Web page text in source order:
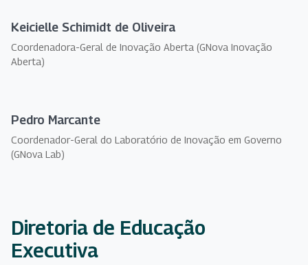
Keicielle Schimidt de Oliveira
Coordenadora-Geral de Inovação Aberta (GNova Inovação
Aberta)
Pedro Marcante
Coordenador-Geral do Laboratório de Inovação em Governo
(GNova Lab)
Diretoria de Educação
Executiva